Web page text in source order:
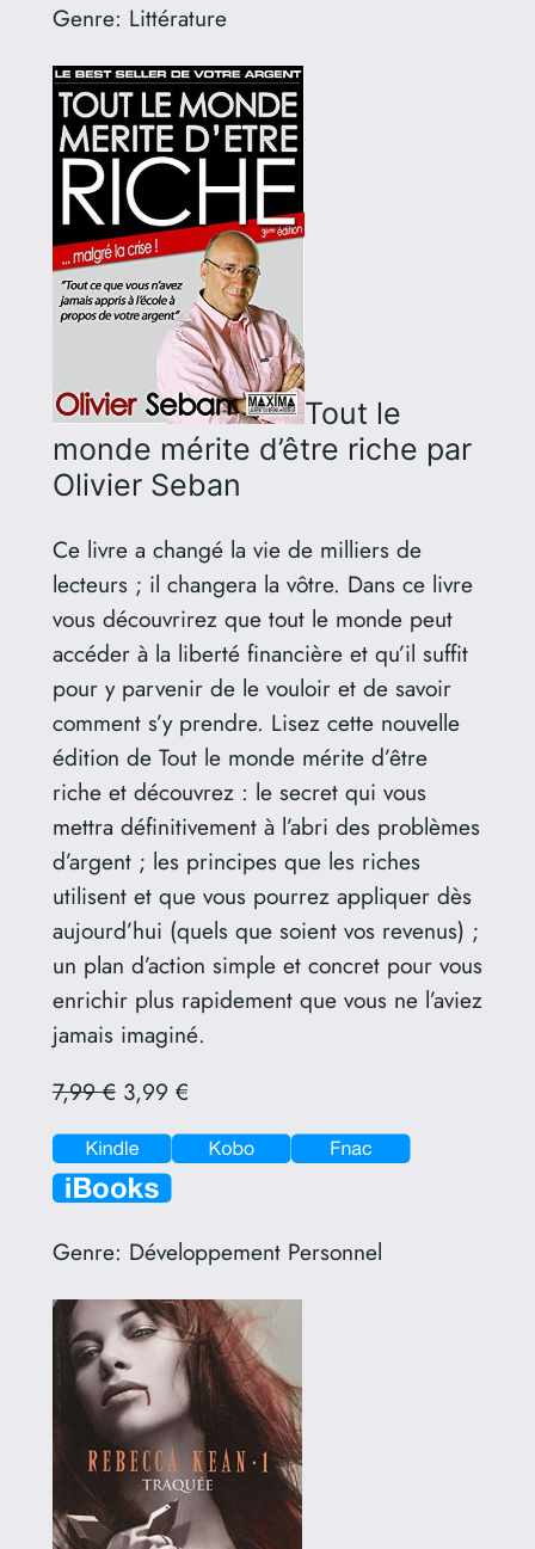
Genre: Littérature
Tout le
monde mérite d’être riche par
Olivier Seban
Ce livre a changé la vie de milliers de
lecteurs ; il changera la vôtre. Dans ce livre
vous découvrirez que tout le monde peut
accéder à la liberté financière et qu’il suffit
pour y parvenir de le vouloir et de savoir
comment s’y prendre. Lisez cette nouvelle
édition de Tout le monde mérite d’être
riche et découvrez : le secret qui vous
mettra définitivement à l’abri des problèmes
d’argent ; les principes que les riches
utilisent et que vous pourrez appliquer dès
aujourd’hui (quels que soient vos revenus) ;
un plan d’action simple et concret pour vous
enrichir plus rapidement que vous ne l’aviez
jamais imaginé.
7,99 €3,99 €
Genre: Développement Personnel